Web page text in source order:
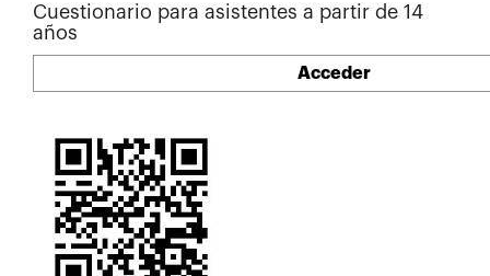
Cuestionario para asistentes a partir de 14
años
Acceder